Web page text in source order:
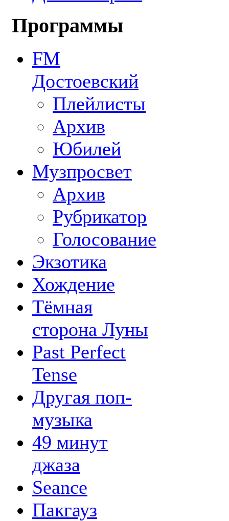
Программы
FM
Достоевский
Плейлисты
Архив
Юбилей
Музпросвет
Архив
Рубрикатор
Голосование
Экзотика
Хождение
Тёмная
сторона Луны
Past Perfect
Tense
Другая поп-
музыка
49 минут
джаза
Seance
Пакгауз